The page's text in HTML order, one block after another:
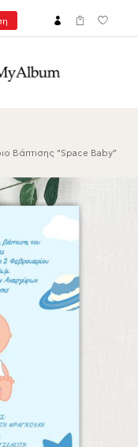
Βάπτισης “Space Baby”